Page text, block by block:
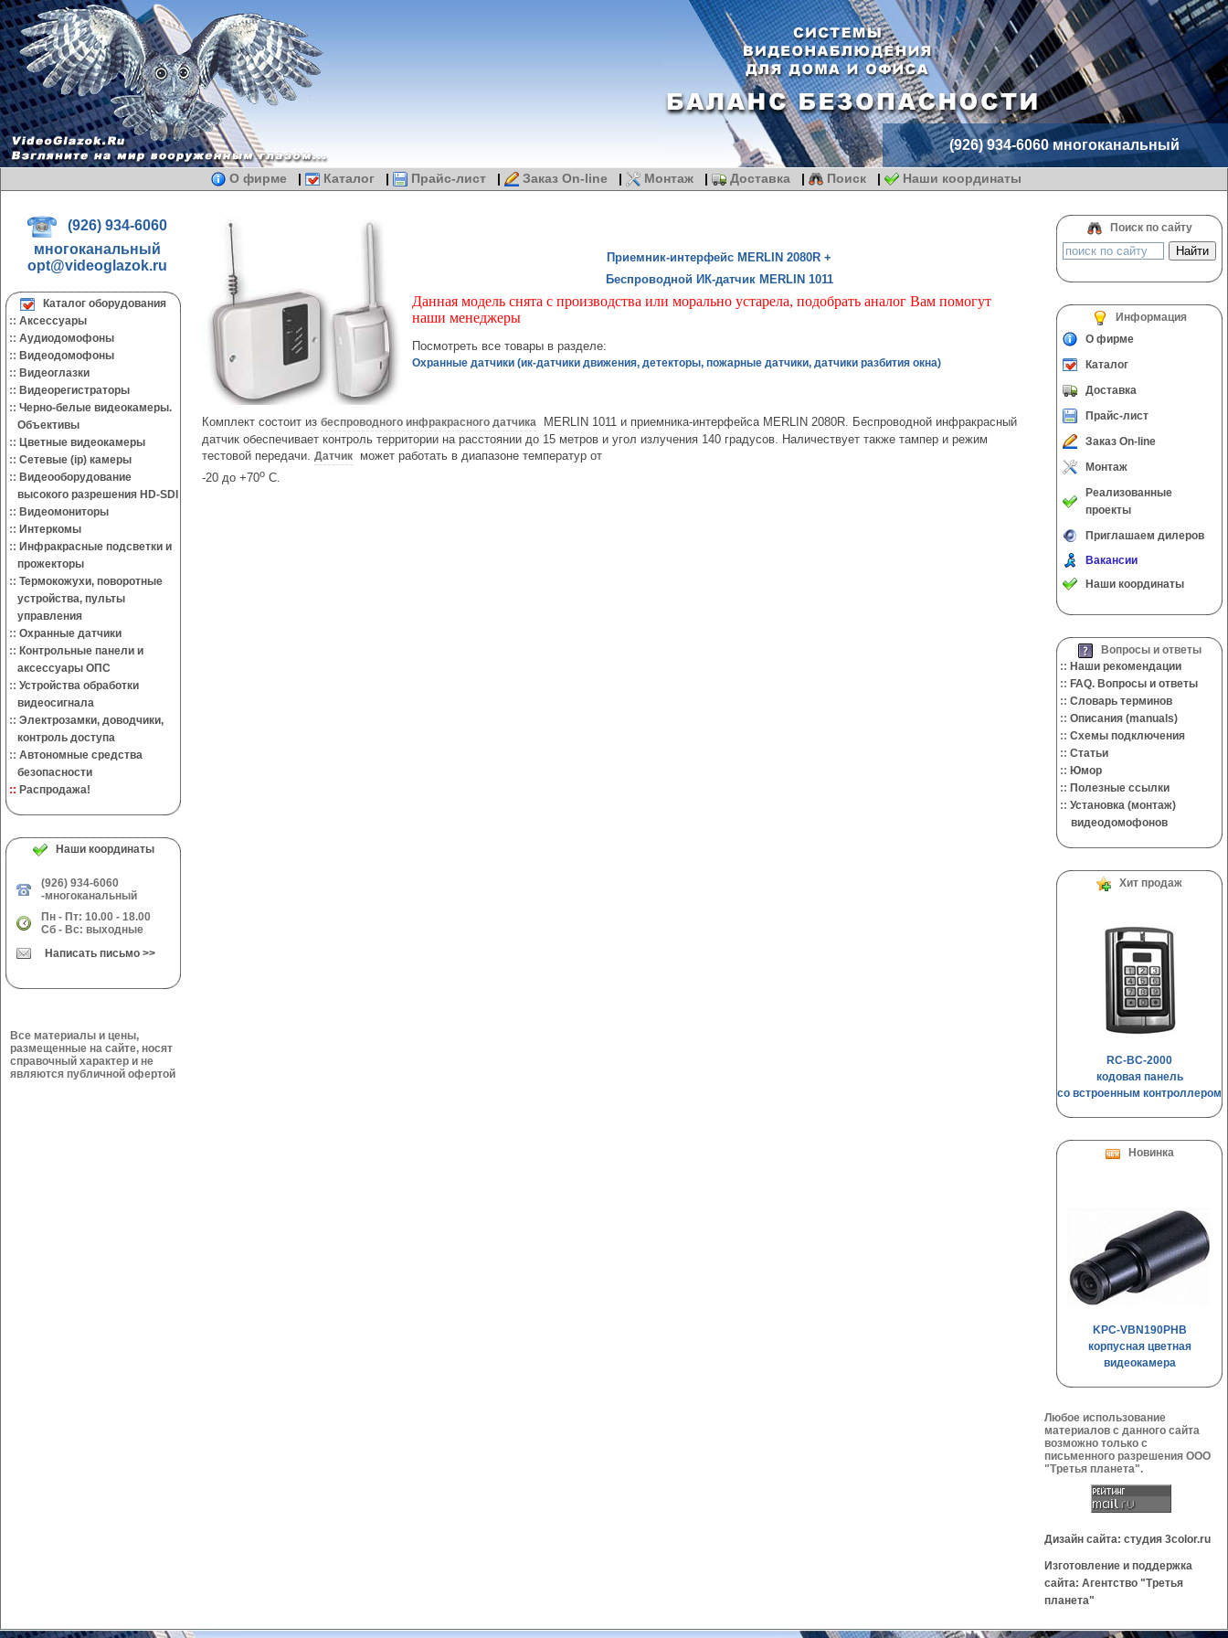
(926) 934-6060 многоканальный
О фирме | Каталог | Прайс-лист | Заказ On-line | Монтаж | Доставка | Поиск | Наши координаты
(926) 934-6060
многоканальный
opt@videoglazok.ru
Каталог оборудования
:: Аксессуары
:: Аудиодомофоны
:: Видеодомофоны
:: Видеоглазки
:: Видеорегистраторы
:: Черно-белые видеокамеры.
Объективы
:: Цветные видеокамеры
:: Сетевые (ip) камеры
:: Видеооборудование
высокого разрешения HD-SDI
:: Видеомониторы
:: Интеркомы
:: Инфракрасные подсветки и
прожекторы
:: Термокожухи, поворотные
устройства, пульты
управления
:: Охранные датчики
:: Контрольные панели и
аксессуары ОПС
:: Устройства обработки
видеосигнала
:: Электрозамки, доводчики,
контроль доступа
:: Автономные средства
безопасности
:: Распродажа!
Наши координаты
(926) 934-6060
-многоканальный
Пн - Пт: 10.00 - 18.00
Сб - Вс: выходные
Написать письмо >>
Все материалы и цены,
размещенные на сайте, носят
справочный характер и не
являются публичной офертой
Приемник-интерфейс MERLIN 2080R +
Беспроводной ИК-датчик MERLIN 1011
Данная модель снята с производства или морально устарела, подобрать аналог Вам помогут
наши менеджеры
Посмотреть все товары в разделе:
Охранные датчики (ик-датчики движения, детекторы, пожарные датчики, датчики разбития окна)
Комплект состоит из беспроводного инфракрасного датчика MERLIN 1011 и приемника-интерфейса MERLIN 2080R. Беспроводной инфракрасный
датчик обеспечивает контроль территории на расстоянии до 15 метров и угол излучения 140 градусов. Наличествует также тампер и режим
тестовой передачи. Датчик может работать в диапазоне температур от
-20 до +70o С.
Поиск по сайту
Информация
О фирме
Каталог
Доставка
Прайс-лист
Заказ On-line
Монтаж
Реализованные
проекты
Приглашаем дилеров
Вакансии
Наши координаты
Вопросы и ответы
:: Наши рекомендации
:: FAQ. Вопросы и ответы
:: Словарь терминов
:: Описания (manuals)
:: Cхемы подключения
:: Cтатьи
:: Юмор
:: Полезные ссылки
:: Установка (монтаж)
видеодомофонов
Хит продаж
RC-BC-2000
кодовая панель
со встроенным контроллером
Новинка
KPC-VBN190PHB
корпусная цветная
видеокамера
Любое использование
материалов с данного сайта
возможно только с
письменного разрешения OOO
"Третья планета".
Дизайн сайта: студия 3color.ru
Изготовление и поддержка
сайта: Агентство "Третья
планета"